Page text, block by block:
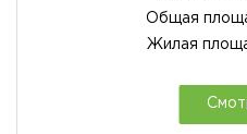
Общая
Жилая